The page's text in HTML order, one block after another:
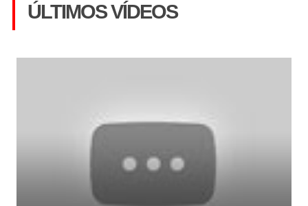
ÚLTIMOS VÍDEOS